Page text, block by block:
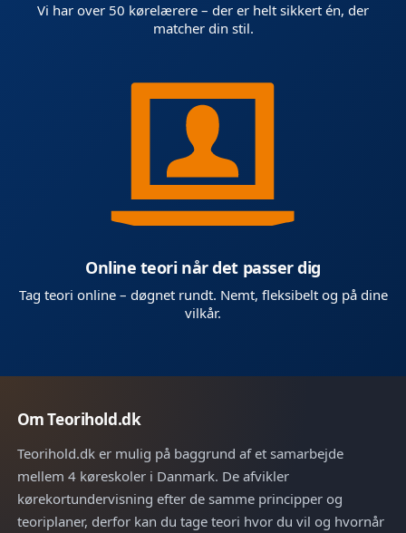
Vi har over 50 kørelærere – der er helt sikkert én, der
matcher din stil.
Online teori når det passer dig
Tag teori online – døgnet rundt. Nemt, fleksibelt og på dine
vilkår.
Om Teorihold.dk
Teorihold.dk er mulig på baggrund af et samarbejde
mellem 4 køreskoler i Danmark. De afvikler
kørekortundervisning efter de samme principper og
teoriplaner, derfor kan du tage teori hvor du vil og hvornår